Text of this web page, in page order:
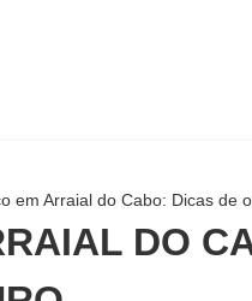
em Arraial do Cabo: Dicas de
DO